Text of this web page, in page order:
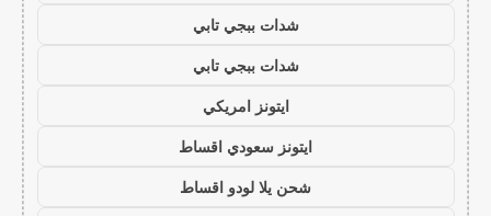
شدات ببجي تابي
شدات ببجي تابي
ايتونز امريكي
ايتونز سعودي اقساط
شحن يلا لودو اقساط